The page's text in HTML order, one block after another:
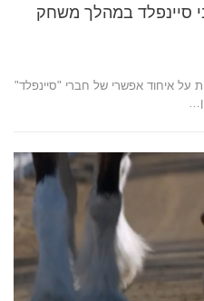
סיינפלד במהלך משחק
על איחוד אפשרי של חברי "סיינפלד"